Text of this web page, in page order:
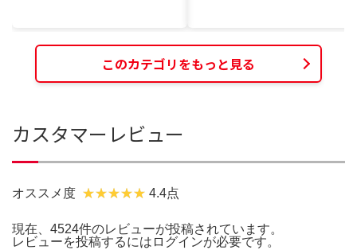
このカテゴリをもっと見る
カスタマーレビュー
オススメ度 4.4点
現在、4524件のレビューが投稿されています。
レビューを投稿するには ログインが必要です。